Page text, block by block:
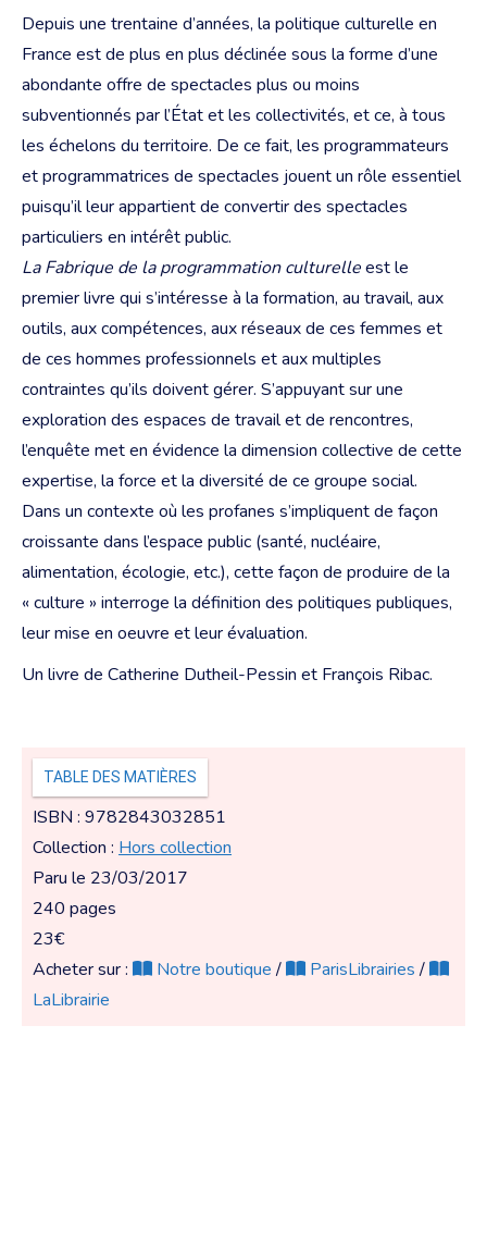
Depuis une trentaine d’années, la politique culturelle en
France est de plus en plus déclinée sous la forme d’une
abondante offre de spectacles plus ou moins
subventionnés par l’État et les collectivités, et ce, à tous
les échelons du territoire. De ce fait, les programmateurs
et programmatrices de spectacles jouent un rôle essentiel
puisqu’il leur appartient de convertir des spectacles
particuliers en intérêt public.
La Fabrique de la programmation culturelleest le
premier livre qui s’intéresse à la formation, au travail, aux
outils, aux compétences, aux réseaux de ces femmes et
de ces hommes professionnels et aux multiples
contraintes qu’ils doivent gérer. S’appuyant sur une
exploration des espaces de travail et de rencontres,
l’enquête met en évidence la dimension collective de cette
expertise, la force et la diversité de ce groupe social.
Dans un contexte où les profanes s’impliquent de façon
croissante dans l’espace public (santé, nucléaire,
alimentation, écologie, etc.), cette façon de produire de la
« culture » interroge la définition des politiques publiques,
leur mise en oeuvre et leur évaluation.
Un livre de Catherine Dutheil-Pessin et François Ribac.
TABLE DES MATIÈRES
ISBN : 9782843032851
Collection : Hors collection
Paru le 23/03/2017
240 pages
23€
Acheter sur :
Notre boutique/ ParisLibrairies/
LaLibrairie